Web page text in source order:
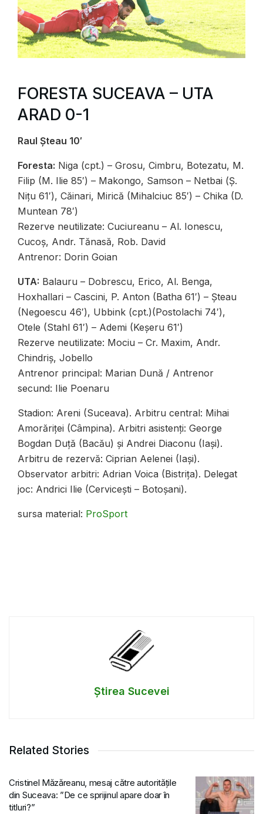
FORESTA SUCEAVA – UTA
ARAD 0-1
Raul Șteau 10′
Foresta: Niga (cpt.) – Grosu, Cimbru, Botezatu, M.
Filip (M. Ilie 85′) – Makongo, Samson – Netbai (Ș.
Nițu 61′), Căinari, Mirică (Mihalciuc 85′) – Chika (D.
Muntean 78′)
Rezerve neutilizate: Cuciureanu – Al. Ionescu,
Cucoș, Andr. Tănasă, Rob. David
Antrenor: Dorin Goian
UTA: Balauru – Dobrescu, Erico, Al. Benga,
Hoxhallari – Cascini, P. Anton (Batha 61′) – Șteau
(Negoescu 46′), Ubbink (cpt.)(Postolachi 74′),
Otele (Stahl 61′) – Ademi (Keșeru 61′)
Rezerve neutilizate: Mociu – Cr. Maxim, Andr.
Chindriș, Jobello
Antrenor principal: Marian Dună / Antrenor
secund: Ilie Poenaru
Stadion: Areni (Suceava). Arbitru central: Mihai
Amorăriței (Câmpina). Arbitri asistenți: George
Bogdan Duță (Bacău) și Andrei Diaconu (Iaşi).
Arbitru de rezervă: Ciprian Aelenei (Iaşi).
Observator arbitri: Adrian Voica (Bistriţa). Delegat
joc: Andrici Ilie (Cerviceşti – Botoşani).
sursa material: ProSport
Știrea Sucevei
Related Stories
Cristinel Măzăreanu, mesaj către autoritățile
din Suceava: ”De ce sprijinul apare doar în
titluri?”